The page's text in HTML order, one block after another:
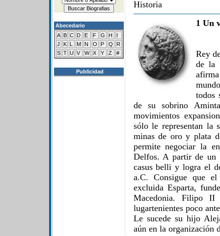
Abecedario
A B C D E F G H
I
J
K L M N O P Q
R
S T U V W X Y Z #
Publicidad
Historia
1 Un
Rey
de la
todos
de su sobrino
movimientos
sólo le representan la
minas de oro y plata
permite negociar la
Delfos. A partir de
casus belli y logra el
a.C. Consigue que el
excluida Esparta,
Macedonia. Filipo II
lugartenientes poco
Le sucede su hijo
aún en la organización